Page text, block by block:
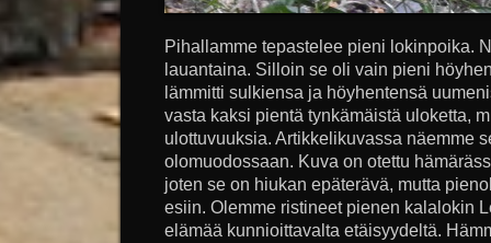
Pihallamme tepastelee pieni lokinpoika.
lauantaina. Silloin se oli vain pieni
lämmitti sulkiensa ja höyhentensä
vasta kaksi pientä tynkämäistä uloketta,
ulottuvuuksia. Artikkelikuvassa näemme
olomuodossaan. Kuva on otettu
joten se on hiukan epäterävä, mutta
esiin. Olemme ristineet pienen kalalokin
elämää kunnioittavalta etäisyydeltä.